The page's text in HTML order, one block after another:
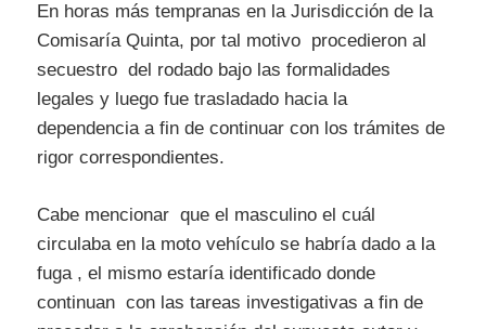
En horas más tempranas en la Jurisdicción de la
Comisaría Quinta, por tal motivo procedieron al
secuestro del rodado bajo las formalidades
legales y luego fue trasladado hacia la
dependencia a fin de continuar con los trámites de
rigor correspondientes.
Cabe mencionar que el masculino el cuál
circulaba en la moto vehículo se habría dado a la
fuga , el mismo estaría identificado donde
continuan con las tareas investigativas a fin de